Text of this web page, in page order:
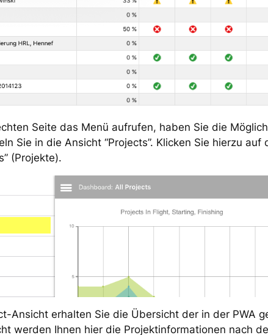
Seite das Menü aufrufen, haben Sie die
Sie in die Ansicht “Projects”. Klicken Sie hierzu
(Projekte).
Ansicht erhalten Sie die Übersicht der in der PWA
werden Ihnen hier die Projektinformationen nach